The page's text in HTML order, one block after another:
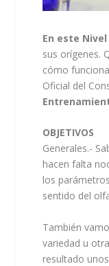
En este Nivel
sus orígenes.
cómo
Oficial del
OBJETIVOS
Generales.-
hacen falta
los
sentido del
También
variedad u
resultado